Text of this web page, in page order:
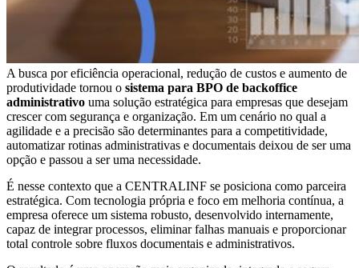
A busca por eficiência operacional, redução de custos e aumento de
produtividade tornou o sistema para BPO de backoffice
administrativo uma solução estratégica para empresas que desejam
crescer com segurança e organização. Em um cenário no qual a
agilidade e a precisão são determinantes para a competitividade,
automatizar rotinas administrativas e documentais deixou de ser uma
opção e passou a ser uma necessidade.
É nesse contexto que a CENTRALINF se posiciona como parceira
estratégica. Com tecnologia própria e foco em melhoria contínua, a
empresa oferece um sistema robusto, desenvolvido internamente,
capaz de integrar processos, eliminar falhas manuais e proporcionar
total controle sobre fluxos documentais e administrativos.